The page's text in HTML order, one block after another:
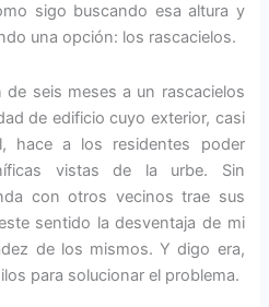
sigo buscando esa altura y
una opción: los rascacielos.
seis meses a un rascacielos
de edificio cuyo exterior, casi
hace a los residentes poder
vistas de la urbe. Sin
con otros vecinos trae sus
sentido la desventaja de mi
de los mismos. Y digo era,
para solucionar el problema.